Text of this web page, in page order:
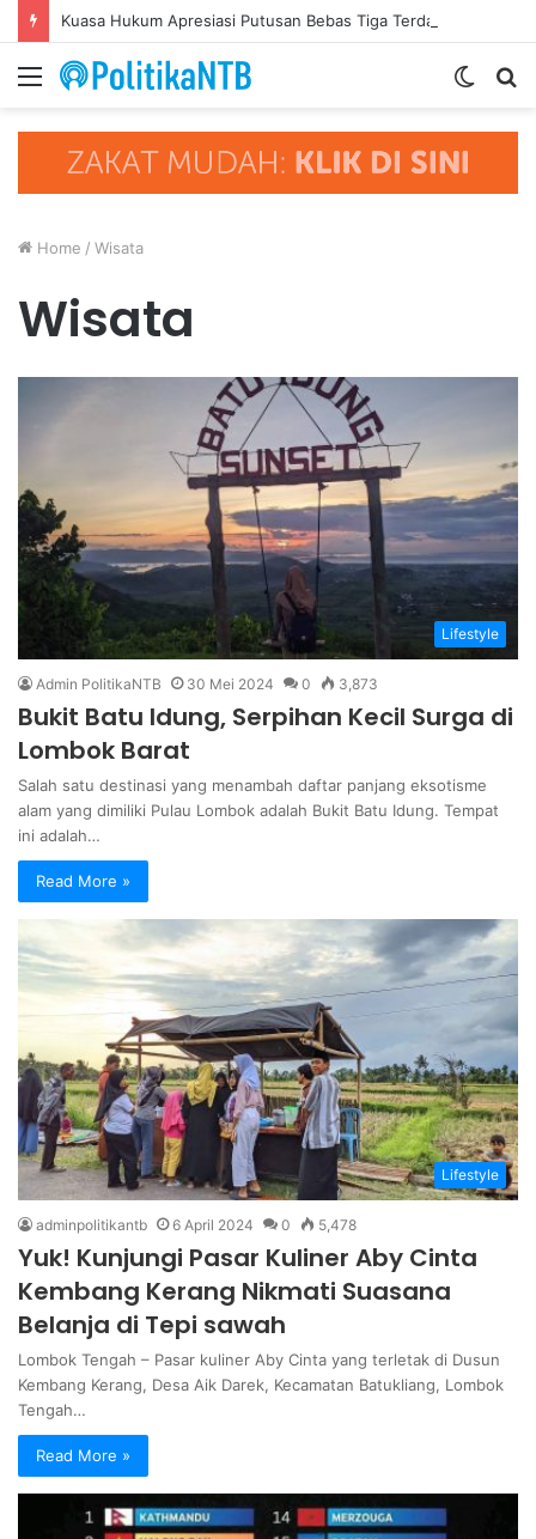
Menu
Switch
Home / Wisata
Wisata
Lifestyle
Admin PolitikaNTB 30 Mei 2024 0 3,873
Bukit Batu Idung, Serpihan Kecil Surga di
Lombok Barat
Salah satu destinasi yang menambah daftar panjang eksotisme
alam yang dimiliki Pulau Lombok adalah Bukit Batu Idung. Tempat
ini adalah…
Read More »
Lifestyle
adminpolitikantb 6 April 2024 0 5,478
Yuk! Kunjungi Pasar Kuliner Aby Cinta
Kembang Kerang Nikmati Suasana
Belanja di Tepi sawah
Lombok Tengah – Pasar kuliner Aby Cinta yang terletak di Dusun
Kembang Kerang, Desa Aik Darek, Kecamatan Batukliang, Lombok
Tengah…
Read More »